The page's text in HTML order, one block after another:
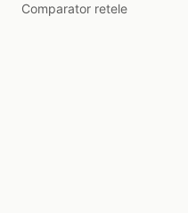
Comparator retele